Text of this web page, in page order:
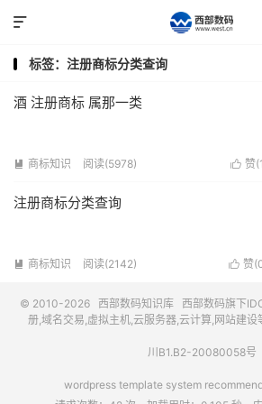

标签：注册商标分类查询
酒 注册商标 属那一类
 商标知识 阅读(5978)  赞(1
注册商标分类查询
 商标知识 阅读(2142)  赞(
© 2010-2026 西部数码知识库 西部数码旗下
册,域名交易,虚拟主机,云服务器,云计算,网站建设
川B1.B2-20080058号
wordpress template system